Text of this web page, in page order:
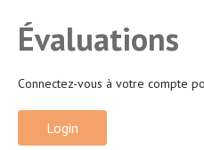
Évaluations
Connectez-vous à votre compte
Login